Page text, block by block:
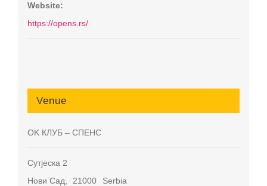
Website:
https://opens.rs/
Venue
OK КЛУБ – СПЕНС
Сутјеска 2
Нови Сад
21000
Serbia